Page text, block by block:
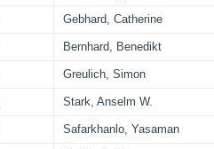
Gebhard, Catherine
Bernhard, Benedikt
Greulich, Simon
Stark, Anselm W.
Safarkhanlo, Yasaman